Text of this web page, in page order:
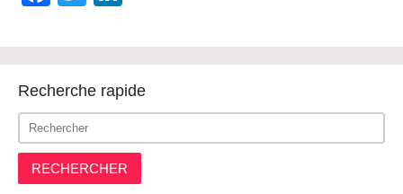
Recherche rapide
RECHERCHER